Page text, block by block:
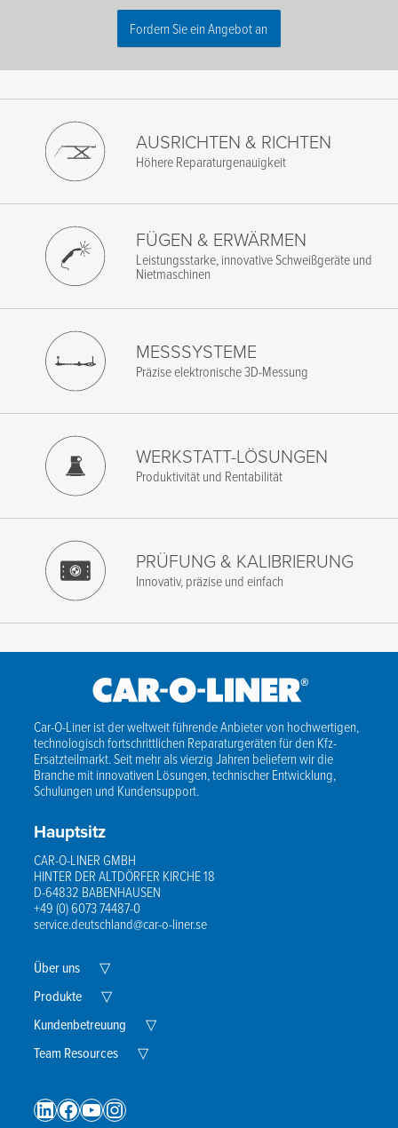
Fordern Sie ein Angebot an
Nachname*
E-Mail
Firmennamen
Nachricht
Ich stimme den Bedingungen der Datenschutzrichtlinie zu.
AUSRICHTEN & RICHTEN
Höhere Reparaturgenauigkeit
FÜGEN & ERWÄRMEN
Leistungsstarke, innovative Schweißgeräte und
Nietmaschinen
MESSSYSTEME
Präzise elektronische 3D-Messung
WERKSTATT-LÖSUNGEN
Produktivität und Rentabilität
PRÜFUNG & KALIBRIERUNG
Innovativ, präzise und einfach
Car-O-Liner ist der weltweit führende Anbieter von hochwertigen,
technologisch fortschrittlichen Reparaturgeräten für den Kfz-
Ersatzteilmarkt. Seit mehr als vierzig Jahren beliefern wir die
Branche mit innovativen Lösungen, technischer Entwicklung,
Schulungen und Kundensupport.
Hauptsitz
CAR-O-LINER GMBH
HINTER DER ALTDÖRFER KIRCHE 18
D-64832 BABENHAUSEN
+49 (0) 6073 74487-0
service.deutschland@car-o-liner.se
Über uns ▽Expand
Menu
Produkte ▽Expand
Menu
Kundenbetreuung ▽Expand
Team Resources ▽Expand
LinkedIn
Facebook
YouTube
Instagram